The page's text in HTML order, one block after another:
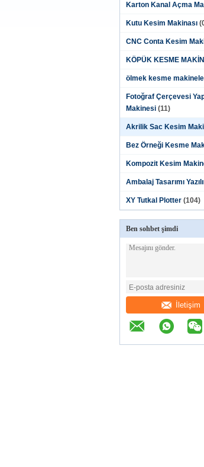
Karton Kanal Açma
Kutu Kesim Makinası
CNC Conta Kesim
KÖPÜK KESME
ölmek kesme
Fotoğraf Çerçevesi
Makinesi (11)
Akrilik Sac Kesim
Bez Örneği Kesme
Kompozit Kesim
Ambalaj Tasarımı
XY Tutkal Plotter (104)
Ben sohbet şimdi
İletişim